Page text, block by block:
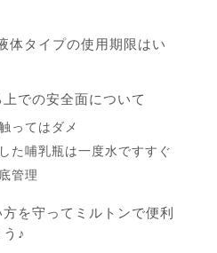
体タイプの使用期限はい
での安全面について
ってはダメ
た哺乳瓶は一度水ですすぐ
管理
を守ってミルトンで便利
♪